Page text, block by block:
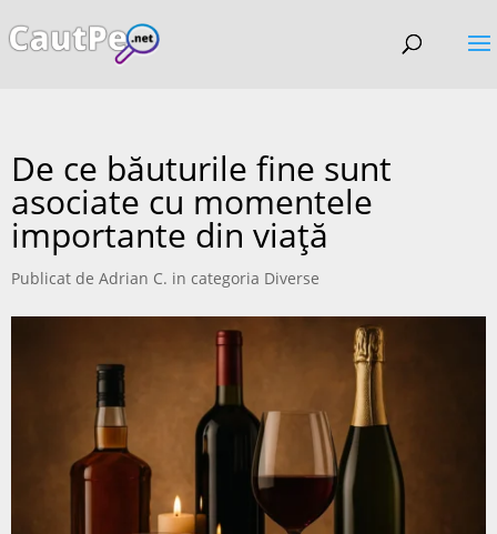
De ce băuturile fine sunt
asociate cu momentele
importante din viață
Publicat de Adrian C. in categoria Diverse